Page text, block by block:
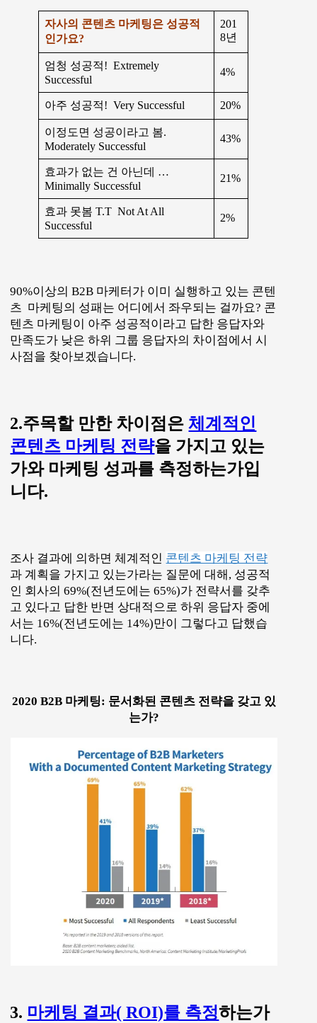
자사의 콘텐츠 마케팅은 성공적
인가요?
201
8년
엄청 성공적! Extremely
Successful
4%
아주 성공적! Very Successful 20%
이정도면 성공이라고 봄.
Moderately Successful
43%
효과가 없는 건 아닌데 …
Minimally Successful
21%
효과 못봄 T.T Not At All
Successful
2%
90%이상의 B2B 마케터가 이미 실행하고 있는 콘텐
츠 마케팅의 성패는 어디에서 좌우되는 걸까요? 콘
텐츠 마케팅이 아주 성공적이라고 답한 응답자와
만족도가 낮은 하위 그룹 응답자의 차이점에서 시
사점을 찾아보겠습니다.
2.주목할 만한 차이점은체계적인
콘텐츠 마케팅 전략을 가지고 있는
가와 마케팅 성과를 측정하는가입
니다.
조사 결과에 의하면 체계적인 콘텐츠 마케팅 전략
과 계획을 가지고 있는가라는 질문에 대해, 성공적
인 회사의 69%(전년도에는 65%)가 전략서를 갖추
고 있다고 답한 반면 상대적으로 하위 응답자 중에
서는 16%(전년도에는 14%)만이 그렇다고 답했습
니다.
2020 B2B 마케팅: 문서화된 콘텐츠 전략을 갖고 있
는가?
3. 마케팅 결과( ROI)를 측정하는가